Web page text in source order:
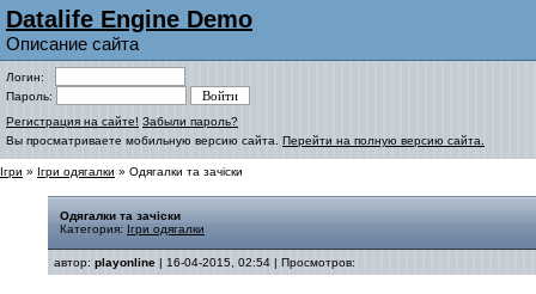
Datalife Engine Demo
Описание сайта
Логин:
Пароль:
Регистрация на сайте! Забыли пароль?
Вы просматриваете мобильную версию сайта. Перейти на полную версию сайта.
Ігри » Ігри одягалки » Одягалки та зачіски
Одягалки та зачіски
Категория: Ігри одягалки
автор: playonline | 16-04-2015, 02:54 | Просмотров: